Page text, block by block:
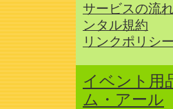
サービスの流
ンタル規約
リンクポリシー
イベント用
ム・アール